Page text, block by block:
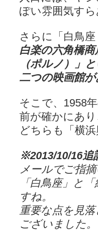
ぽい雰囲気すら
さらに「白鳥
白楽の六角橋
（ポルノ）」
二つの映画館
そこで、1958
前が確かにあり
どちらも「横
※2013/10/16追
メールでご指
「白鳥座」と
すね。
重要な点を見
ございました。